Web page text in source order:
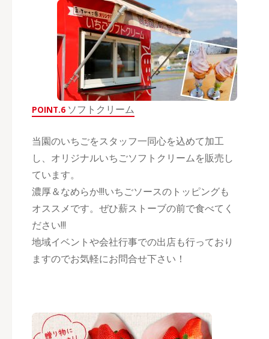
POINT.6 ソフトクリーム
当園のいちごをスタッフ一同心を込めて加工
し、オリジナルいちごソフトクリームを販売し
ています。
濃厚＆なめらか!!!いちごソースのトッピングも
オススメです。ぜひ薪ストーブの前で食べてく
ださい!!!
地域イベントや会社行事での出店も行っており
ますのでお気軽にお問合せ下さい！